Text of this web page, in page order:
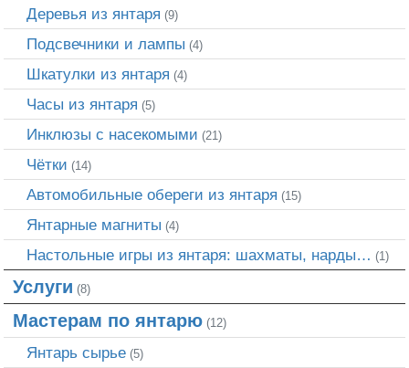
Деревья из янтаря (9)
Подсвечники и лампы (4)
Шкатулки из янтаря (4)
Часы из янтаря (5)
Инклюзы с насекомыми (21)
Чётки (14)
Автомобильные обереги из янтаря (15)
Янтарные магниты (4)
Настольные игры из янтаря: шахматы, нарды… (1)
Услуги (8)
Мастерам по янтарю (12)
Янтарь сырье (5)